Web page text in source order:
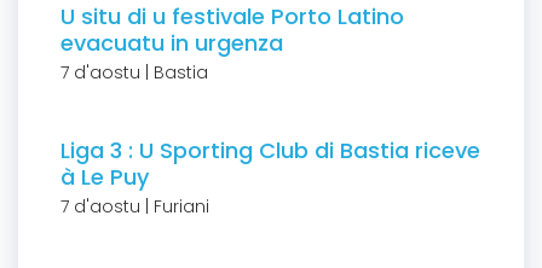
U situ di u festivale Porto Latino
evacuatu in urgenza
7 d'aostu | Bastia
Liga 3 : U Sporting Club di Bastia riceve
à Le Puy
7 d'aostu | Furiani